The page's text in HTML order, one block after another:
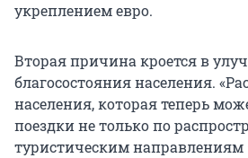
укреплением евро.
Вторая причина кроется в
благосостояния населения.
населения, которая теперь
поездки не только по
туристическим направлениям